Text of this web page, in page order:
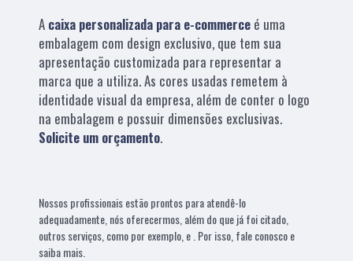
A caixa personalizada para e-commerce é uma
embalagem com design exclusivo, que tem sua
apresentação customizada para representar a
marca que a utiliza. As cores usadas remetem à
identidade visual da empresa, além de conter o logo
na embalagem e possuir dimensões exclusivas.
Solicite um orçamento.
Nossos profissionais estão prontos para atendê-lo
adequadamente, nós oferecermos, além do que já foi citado,
outros serviços, como por exemplo, e . Por isso, fale conosco e
saiba mais.